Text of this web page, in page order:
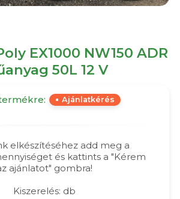
EX1000 NW150 ADR
50L 12 V
Ajánlatkérés
elkészítéséhez add meg a
és kattints a "Kérem
ajánlatot" gombra!
Kiszerelés: db